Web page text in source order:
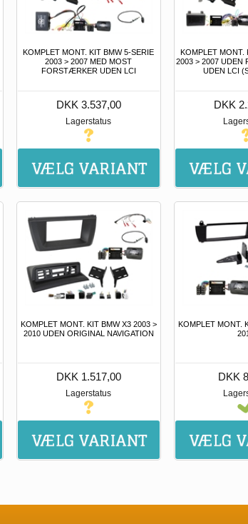
KOMPLET MONT. KIT BMW 5-SERIE
2003 > 2007 MED MOST
FORSTÆRKER UDEN LCI
DKK 3.537,00
Lagerstatus
KOMPLET MONT.
2003 > 2007
UDEN LCI
DKK
KOMPLET MONT. KIT BMW X3 2003 >
2010 UDEN ORIGINAL NAVIGATION
DKK 1.517,00
Lagerstatus
KOMPLET MONT.
DKK